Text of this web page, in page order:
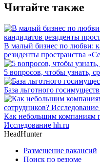
Читайте также
В малый бизнес по любви:
резиденты пространства
5 вопросов, чтобы узнать,
База льготного
Как небольшим компаниям
Исследование hh.ru
HeadHunter
Размещение вакансий
Поиск по резюме